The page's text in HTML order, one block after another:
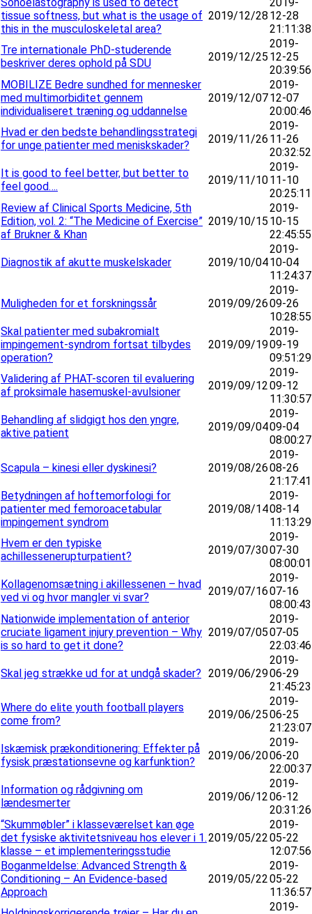
tissue softness, but what is the usage of
this in the musculoskeletal area?
2019/12/2812-28
21:11:38
Tre internationale PhD-studerende
beskriver deres ophold på SDU
2019/12/25
2019-
12-25
20:39:56
MOBILIZE Bedre sundhed for mennesker
med multimorbiditet gennem
individualiseret træning og uddannelse
2019/12/07
2019-
12-07
20:00:46
Hvad er den bedste behandlingsstrategi
for unge patienter med meniskskader?
2019/11/26
2019-
11-26
20:32:52
It is good to feel better, but better to
feel good….
2019/11/10
2019-
11-10
20:25:11
Review af Clinical Sports Medicine, 5th
Edition, vol. 2: “The Medicine of Exercise”
af Brukner & Khan
2019/10/15
2019-
10-15
22:45:55
Diagnostik af akutte muskelskader 2019/10/04
2019-
10-04
11:24:37
Muligheden for et forskningssår 2019/09/26
2019-
09-26
10:28:55
Skal patienter med subakromialt
impingement-syndrom fortsat tilbydes
operation?
2019/09/19
2019-
09-19
09:51:29
Validering af PHAT-scoren til evaluering
af proksimale hasemuskel-avulsioner
2019/09/12
2019-
09-12
11:30:57
Behandling af slidgigt hos den yngre,
aktive patient
2019/09/04
2019-
09-04
08:00:27
Scapula – kinesi eller dyskinesi? 2019/08/26
2019-
08-26
21:17:41
Betydningen af hoftemorfologi for
patienter med femoroacetabular
impingement syndrom
2019/08/14
2019-
08-14
11:13:29
Hvem er den typiske
achillessenerupturpatient?
2019/07/30
2019-
07-30
08:00:01
Kollagenomsætning i akillessenen – hvad
ved vi og hvor mangler vi svar?
2019/07/16
2019-
07-16
08:00:43
Nationwide implementation of anterior
cruciate ligament injury prevention – Why
is so hard to get it done?
2019/07/05
2019-
07-05
22:03:46
Skal jeg strække ud for at undgå skader? 2019/06/29
2019-
06-29
21:45:23
Where do elite youth football players
come from?
2019/06/25
2019-
06-25
21:23:07
Iskæmisk prækonditionering: Effekter på
fysisk præstationsevne og karfunktion?
2019/06/20
2019-
06-20
22:00:37
Information og rådgivning om
lændesmerter
2019/06/12
2019-
06-12
20:31:26
“Skummøbler” i klasseværelset kan øge
det fysiske aktivitetsniveau hos elever i 1.
klasse – et implementeringsstudie
2019/05/22
2019-
05-22
12:07:56
Boganmeldelse: Advanced Strength &
Conditioning – An Evidence-based
Approach
2019/05/22
2019-
05-22
11:36:57
2019-